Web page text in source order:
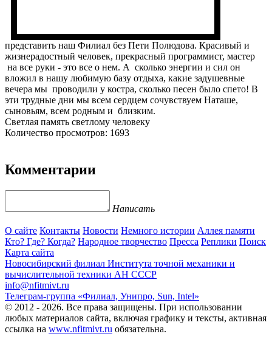
представить наш Филиал без Пети Полюдова. Красивый и
жизнерадостный человек, прекрасный программист, мастер
на все руки - это все о нем. А сколько энергии и сил он
вложил в нашу любимую базу отдыха, какие задушевные
вечера мы проводили у костра, сколько песен было спето! В
эти трудные дни мы всем сердцем сочувствуем Наташе,
сыновьям, всем родным и близким.
Светлая память светлому человеку
Количество просмотров: 1693
Комментарии
Написать
О сайте Контакты Новости Немного истории Аллея памяти
Кто? Где? Когда? Народное творчество Пресса Реплики Поиск
Карта сайта
Новосибирский филиал Института точной механики и
вычислительной техники АН СССР
info@nfitmivt.ru
Телеграм-группа «Филиал, Унипро, Sun, Intel»
© 2012 - 2026. Все права защищены. При использовании
любых материалов сайта, включая графику и тексты, активная
ссылка на www.nfitmivt.ru обязательна.